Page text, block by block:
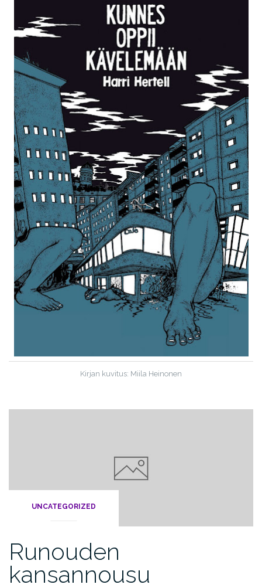
Kirjan kuvitus: Miila Heinonen
UNCATEGORIZED
Runouden
kansannousu